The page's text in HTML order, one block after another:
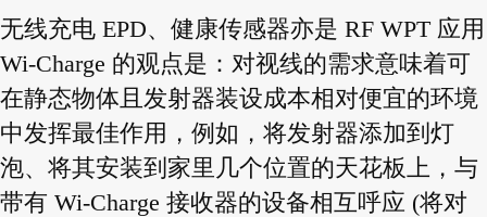
无线充电 EPD、健康传感器亦是 RF WPT 应用
Wi-Charge 的观点是：对视线的需求意味着可
在静态物体且发射器装设成本相对便宜的环境
中发挥最佳作用，例如，将发射器添加到灯
泡、将其安装到家里几个位置的天花板上，与
带有 Wi-Charge 接收器的设备相互呼应 (将对